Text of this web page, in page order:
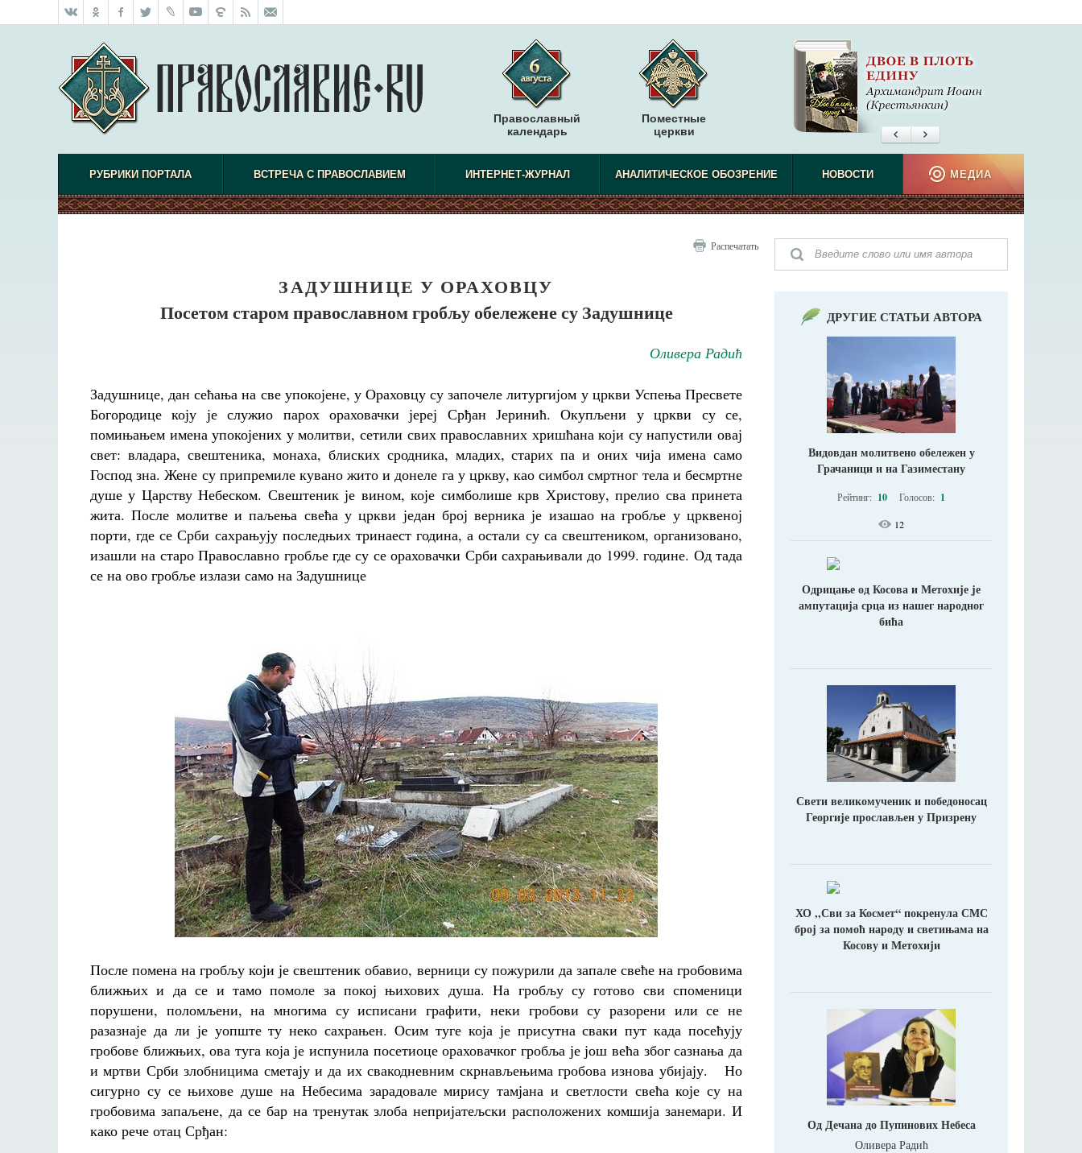
Поместные
церкви
Православный
календарь
РУБРИКИ ПОРТАЛА ВСТРЕЧА С ПРАВОСЛАВИЕМ ИНТЕРНЕТ-ЖУРНАЛ АНАЛИТИЧЕСКОЕ ОБОЗРЕНИЕ НОВОСТИ МЕДИА
Распечатать
ЗАДУШНИЦЕ У ОРАХОВЦУ
Посетом старом православном гробљу обележене су Задушнице
Оливера Радић
Задушнице, дан сећања на све упокојене, у Ораховцу су започеле литургијом у цркви Успења Пресвете
Богородице коју је служио парох ораховачки јереј Срђан Јеринић. Окупљени у цркви су се,
помињањем имена упокојених у молитви, сетили свих православних хришћана који су напустили овај
свет: владара, свештеника, монаха, блиских сродника, младих, старих па и оних чија имена само
Господ зна. Жене су припремиле кувано жито и донеле га у цркву, као симбол смртног тела и бесмртне
душе у Царству Небеском. Свештеник је вином, које симболише крв Христову, прелио сва принета
жита. После молитве и паљења свећа у цркви један број верника је изашао на гробље у црквеној
порти, где се Срби сахрањују последњих тринаест година, а остали су са свештеником, организовано,
изашли на старо Православно гробље где су се ораховачки Срби сахрањивали до 1999. године. Од тада
се на ово гробље излази само на Задушнице
После помена на гробљу који је свештеник обавио, верници су пожурили да запале свеће на гробовима
ближњих и да се и тамо помоле за покој њихових душа. На гробљу су готово сви споменици
порушени, поломљени, на многима су исписани графити, неки гробови су разорени или се не
разазнаје да ли је уопште ту неко сахрањен. Осим туге која је присутна сваки пут када посећују
гробове ближњих, ова туга која је испунила посетиоце ораховачког гробља је још већа због сазнања да
и мртви Срби злобницима сметају и да их свакодневним скрнављењима гробова изнова убијају. Но
сигурно су се њихове душе на Небесима зарадовале мирису тамјана и светлости свећа које су на
гробовима запаљене, да се бар на тренутак злоба непријатељски расположених комшија занемари. И
како рече отац Срђан:
ДРУГИЕ СТАТЬИ АВТОРА
Видовдан молитвено обележен у
Грачаници и на Газиместану
Рейтинг: 10 Голосов: 1
12
Одрицање од Косова и Метохије jе
ампутација срца из нашег народног
бића
Свети великомученик и победоносац
Георгије прослављен у Призрену
ХО ,,Сви за Космет“ покренула СМС
број за помоћ народу и светињама на
Косову и Метохији
Од Дечана до Пупинових Небеса
Оливера Радић